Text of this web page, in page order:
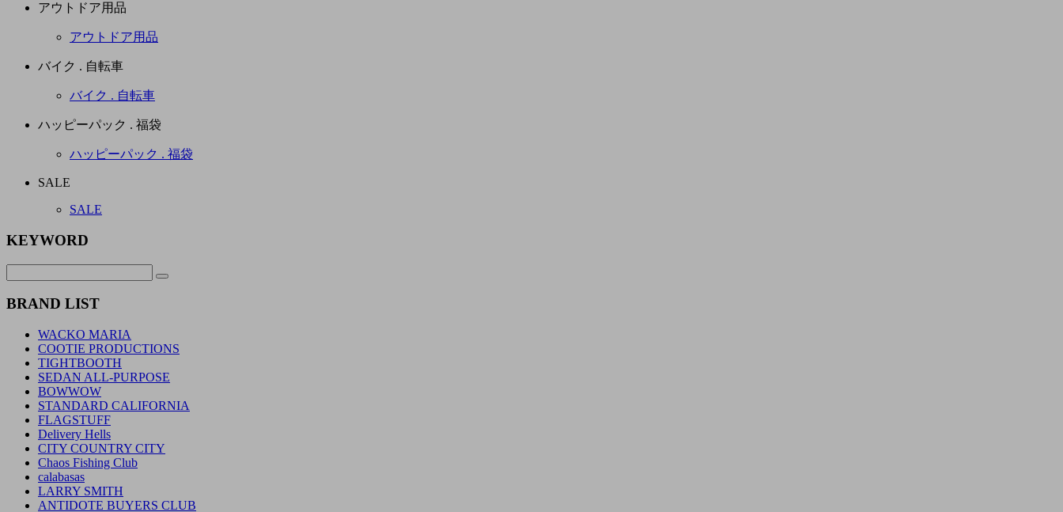
アウトドア用品
アウトドア用品
バイク . 自転車
バイク . 自転車
ハッピーパック . 福袋
ハッピーパック . 福袋
SALE
SALE
KEYWORD
BRAND LIST
WACKO MARIA
COOTIE PRODUCTIONS
TIGHTBOOTH
SEDAN ALL-PURPOSE
BOWWOW
STANDARD CALIFORNIA
FLAGSTUFF
Delivery Hells
CITY COUNTRY CITY
Chaos Fishing Club
calabasas
LARRY SMITH
ANTIDOTE BUYERS CLUB